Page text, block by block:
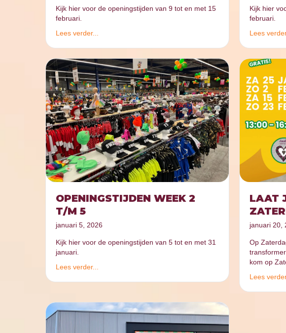
Kijk hier voor de openingstijden van 9 tot en met 15
februari.
Lees verder...
Kijk hier
februari.
Lees
OPENINGSTIJDEN WEEK 2
T/M 5
januari 5, 2026
Kijk hier voor de openingstijden van 5 tot en met 31
januari.
Lees verder...
LAAT
januari 20,
Op
kom op
Lees